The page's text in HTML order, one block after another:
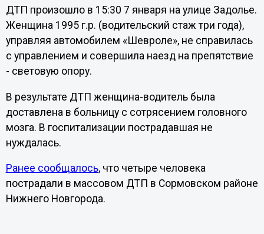
ДТП произошло в 15:30 7 января на улице Задолье.
Женщина 1995 г.р. (водительский стаж три года),
управляя автомобилем «Шевроле», не справилась
с управлением и совершила наезд на препятствие
- световую опору.
В результате ДТП женщина-водитель была
доставлена в больницу с сотрясением головного
мозга. В госпитализации пострадавшая не
нуждалась.
Ранее сообщалось, что четыре человека
пострадали в массовом ДТП в Сормовском районе
Нижнего Новгорода.